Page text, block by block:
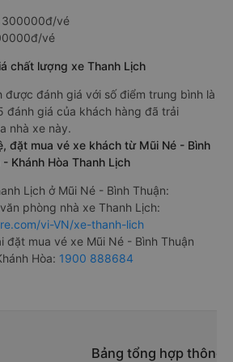
300000đ/vé
vé
chất lượng xe Thanh Lịch
được đánh giá với số điểm trung bình là
đánh giá của khách hàng đã trải
nhà xe này.
đặt mua vé xe khách từ Mũi Né - Bình
Khánh Hòa Thanh Lịch
Lịch ở Mũi Né - Bình Thuận:
phòng nhà xe Thanh Lịch:
vi-VN/xe-thanh-lich
đặt mua vé xe Mũi Né - Bình Thuận
Hòa: 1900 888684
Bảng tổng hợp thông